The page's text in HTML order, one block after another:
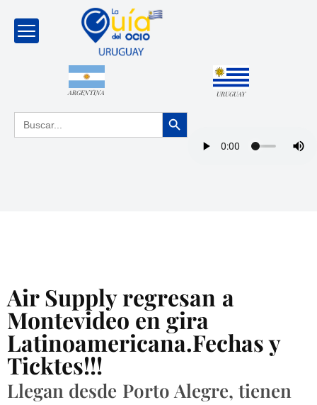
ARGENTINA URUGUAY
Buscar: Botón de búsqueda
Air Supply regresan a
Montevideo en gira
Latinoamericana.Fechas y
Ticktes!!!
Llegan desde Porto Alegre, tienen